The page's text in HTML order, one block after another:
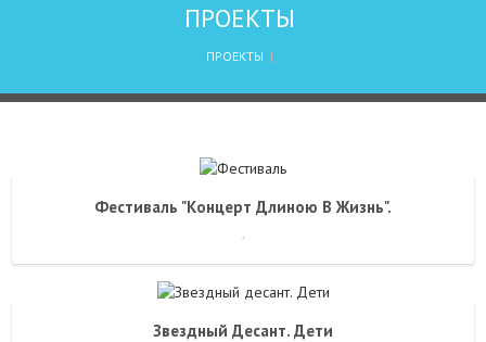
ПРОЕКТЫ
ПРОЕКТЫ |
Фестиваль "Концерт Длиною В Жизнь".
.
Звездный Десант. Дети